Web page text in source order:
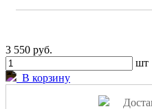
3 550 руб.
шт
В корзину